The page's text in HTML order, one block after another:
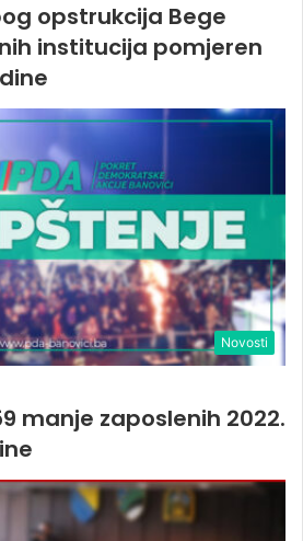
opstrukcija Bege
institucija pomjeren
Novosti
manje zaposlenih 2022.